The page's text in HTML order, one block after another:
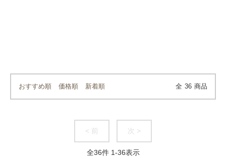
おすすめ順 価格順 新着順 全 36 商品
< 前 次 >
全36件 1-36表示